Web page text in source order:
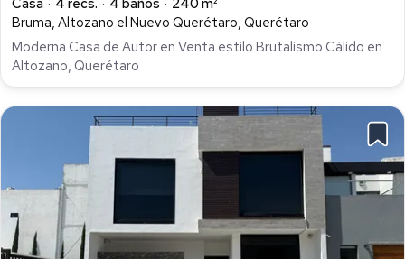
Casa 4 recs. 4 baños
240 m²
Bruma, Altozano el Nuevo Querétaro, Querétaro
Moderna Casa de Autor en Venta estilo Brutalismo Cálido en
Altozano, Querétaro